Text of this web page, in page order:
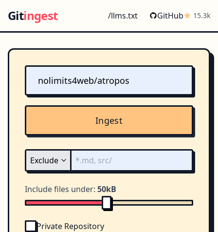
Gitingest /llms.txt GitHub 15.3k
Ingest
Include files under: 50kB
Private Repository